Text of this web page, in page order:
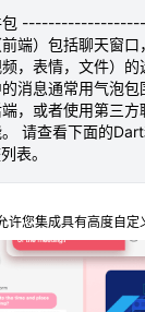
包
端）包括聊天窗
，表情，文件）
消息通常用气泡
，或者使用第三
请查看下面的
表。
许您集成具有高度自定